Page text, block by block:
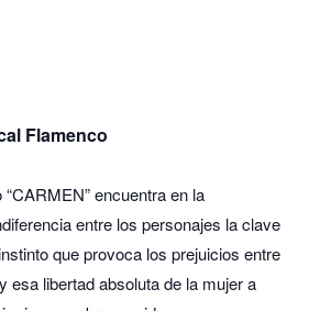
Flamenco
encuentra en la
entre los personajes la clave
que provoca los prejuicios entre
esa libertad absoluta de la mujer a